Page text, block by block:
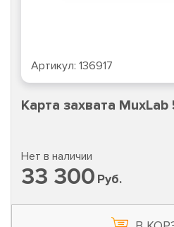
Артикул: 136917
Карта захвата
Нет в наличии
33 300 Руб.